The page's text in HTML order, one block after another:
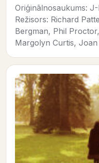
Oriģinālnosaukums:
Režisors: Richard
Bergman, Phil
Margolyn Curtis,